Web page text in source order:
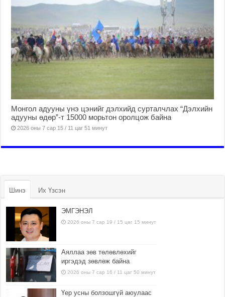
Монгол адууны үнэ цэнийг дэлхийд сурталчлах “Дэлхийн
адууны өдөр”-т 15000 морьтон оролцож байна
2026 оны 7 сар 15 / 11 цаг 51 минут
Шинэ Их Үзсэн
ЭМГЭНЭЛ
2026 оны 7 сар 19 / 15 цаг 15 минут
Аяллаа зөв төлөвлөхийг
иргэдэд зөвлөж байна
2026 оны 7 сар 16 / 11 цаг 50 минут
Үер усны болзошгүй аюулаас